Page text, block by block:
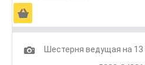
Ä
1
Шестерня ведущая на